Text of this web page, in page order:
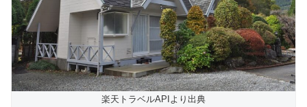
楽天トラベルAPIより出典